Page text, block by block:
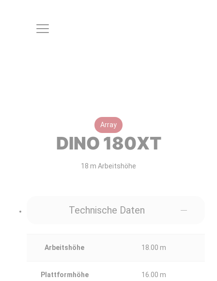
Array
DINO 180XT
18 m Arbeitshöhe
Technische Daten
Arbeitshöhe 18.00 m
Plattformhöhe 16.00 m